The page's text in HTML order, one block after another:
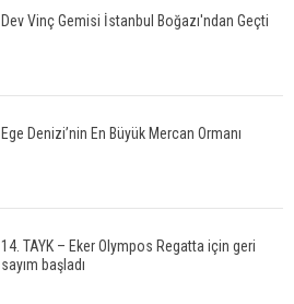
Dev Vinç Gemisi İstanbul Boğazı'ndan Geçti
Ege Denizi’nin En Büyük Mercan Ormanı
14. TAYK – Eker Olympos Regatta için geri
sayım başladı